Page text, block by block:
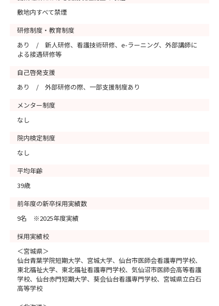
敷地内すべて禁煙
研修制度・教育制度
あり / 新人研修、看護技術研修、e-ラーニング、外部講師に
よる接遇研修等
自己啓発支援
あり / 外部研修の際、一部支援制度あり
メンター制度
なし
院内検定制度
なし
平均年齢
39歳
前年度の新卒採用実績数
9名 ※2025年度実績
採用実績校
＜宮城県＞
仙台青葉学院短期大学、宮城大学、仙台市医師会看護専門学校、
東北福祉大学、東北福祉看護専門学校、気仙沼市医師会高等看護
学校、仙台赤門短期大学、葵会仙台看護専門学校、宮城県立白石
高等学校